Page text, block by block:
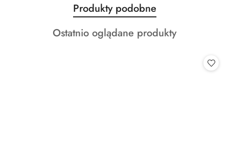
Pomiń karuzelę produktów
Produkty
o
statusie:
Produkty podobne
Produkty
Ostatnio oglądane produkty